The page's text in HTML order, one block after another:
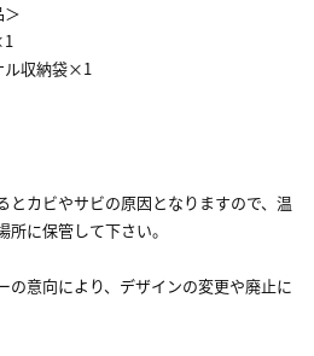
＞
ル収納袋×1
とカビやサビの原因となりますので、温
に保管して下さい。
の意向により、デザインの変更や廃止に